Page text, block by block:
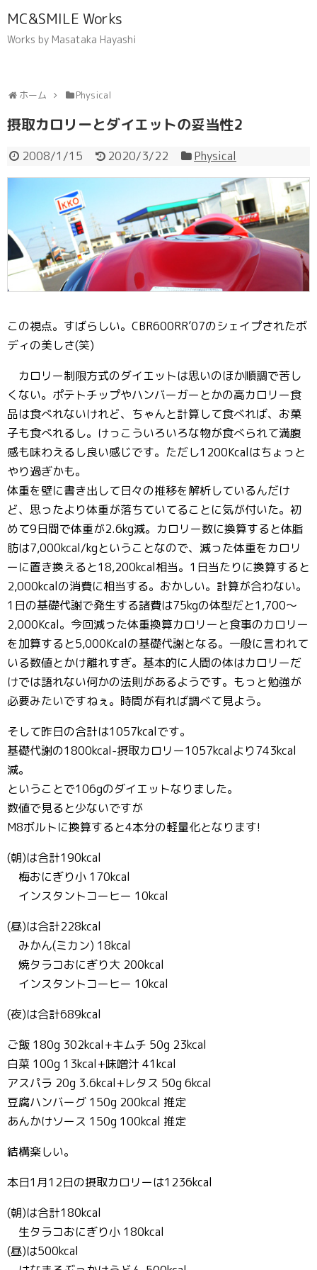
MC&SMILE Works
Works by Masataka Hayashi
ホーム Physical
摂取カロリーとダイエットの妥当性2
2008/1/15 2020/3/22 Physical
この視点。すばらしい。CBR600RR’07のシェイプされたボ
ディの美しさ(笑)
カロリー制限方式のダイエットは思いのほか順調で苦し
くない。ポテトチップやハンバーガーとかの高カロリー食
品は食べれないけれど、ちゃんと計算して食べれば、お菓
子も食べれるし。けっこういろいろな物が食べられて満腹
感も味わえるし良い感じです。ただし1200Kcalはちょっと
やり過ぎかも。
体重を壁に書き出して日々の推移を解析しているんだけ
ど、思ったより体重が落ちていてることに気が付いた。初
めて9日間で体重が2.6kg減。カロリー数に換算すると体脂
肪は7,000kcal/kgということなので、減った体重をカロリ
ーに置き換えると18,200kcal相当。1日当たりに換算すると
2,000kcalの消費に相当する。おかしい。計算が合わない。
1日の基礎代謝で発生する諸費は75kgの体型だと1,700～
2,000Kcal。今回減った体重換算カロリーと食事のカロリー
を加算すると5,000Kcalの基礎代謝となる。一般に言われて
いる数値とかけ離れすぎ。基本的に人間の体はカロリーだ
けでは語れない何かの法則があるようです。もっと勉強が
必要みたいですねぇ。時間が有れば調べて見よう。
そして昨日の合計は1057kcalです。
基礎代謝の1800kcal-摂取カロリー1057kcalより743kcal
減。
ということで106gのダイエットなりました。
数値で見ると少ないですが
M8ボルトに換算すると4本分の軽量化となります!
(朝)は合計190kcal
梅おにぎり小 170kcal
インスタントコーヒー 10kcal
(昼)は合計228kcal
みかん(ミカン) 18kcal
焼タラコおにぎり大 200kcal
インスタントコーヒー 10kcal
(夜)は合計689kcal
ご飯 180g 302kcal+キムチ 50g 23kcal
白菜 100g 13kcal+味噌汁 41kcal
アスパラ 20g 3.6kcal+レタス 50g 6kcal
豆腐ハンバーグ 150g 200kcal 推定
あんかけソース 150g 100kcal 推定
結構楽しい。
本日1月12日の摂取カロリーは1236kcal
(朝)は合計180kcal
生タラコおにぎり小 180kcal
(昼)は500kcal